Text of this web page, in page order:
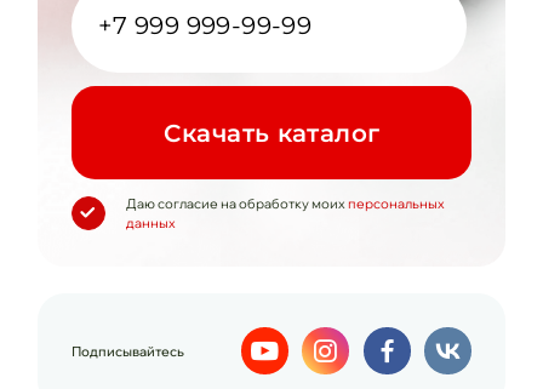
Cкачать каталог
Даю согласие на обработку моих персональных
данных
Подписывайтесь